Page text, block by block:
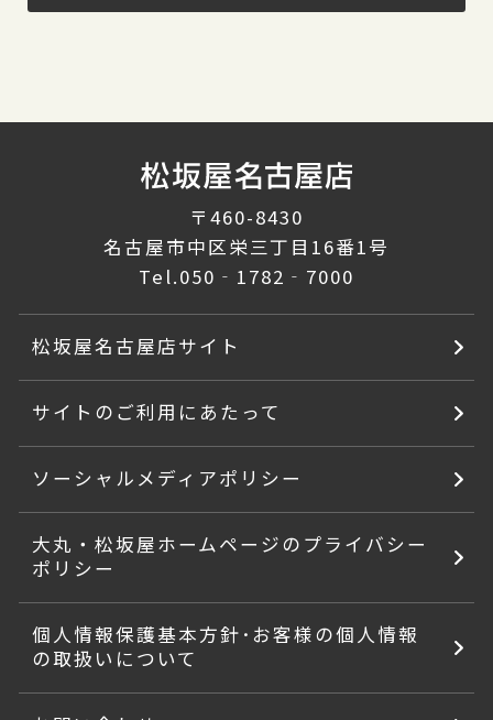
〒460-8430
名古屋市中区栄三丁目16番1号
Tel.050‐1782‐7000
松坂屋名古屋店サイト
サイトのご利用にあたって
ソーシャルメディアポリシー
大丸・松坂屋ホームページのプライバシー
ポリシー
個人情報保護基本方針･お客様の個人情報
の取扱いについて